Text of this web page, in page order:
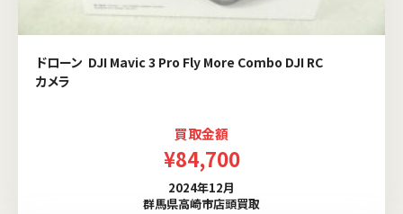
ドローン DJI Mavic 3 Pro Fly More Combo DJI RC
カメラ
買取金額
¥84,700
2024年12月
群馬県高崎市店頭買取